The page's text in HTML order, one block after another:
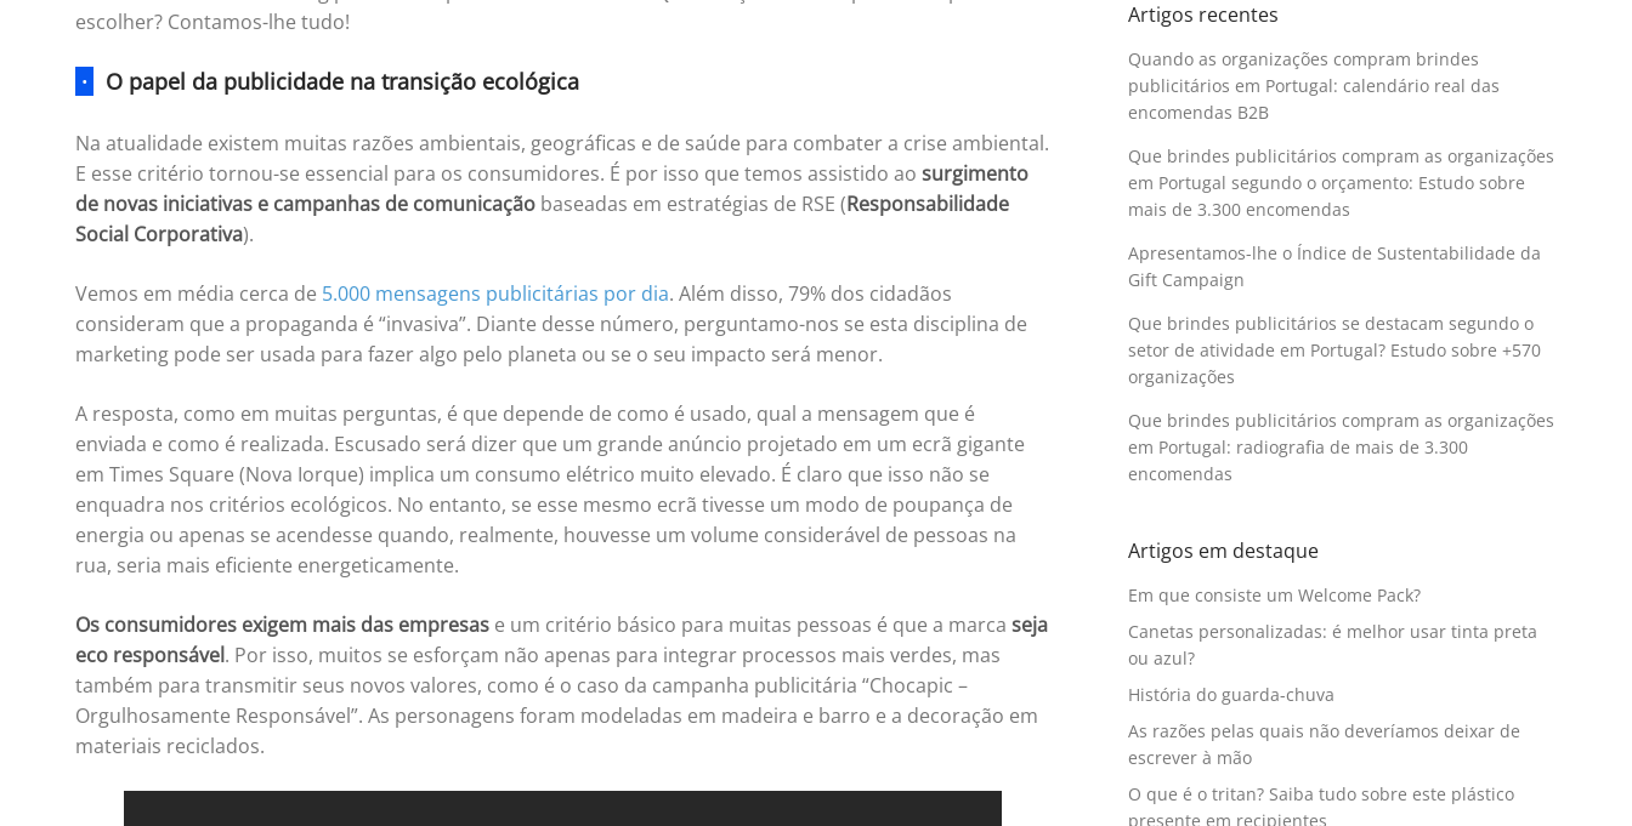
escolher? Contamos-lhe tudo!
· O papel da publicidade na transição ecológica
Na atualidade existem muitas razões ambientais, geográficas e de saúde para combater a crise ambiental.
E esse critério tornou-se essencial para os consumidores. É por isso que temos assistido ao surgimento
de novas iniciativas e campanhas de comunicação baseadas em estratégias de RSE (Responsabilidade
Social Corporativa).
Vemos em média cerca de 5.000 mensagens publicitárias por dia. Além disso, 79% dos cidadãos
consideram que a propaganda é “invasiva”. Diante desse número, perguntamo-nos se esta disciplina de
marketing pode ser usada para fazer algo pelo planeta ou se o seu impacto será menor.
A resposta, como em muitas perguntas, é que depende de como é usado, qual a mensagem que é
enviada e como é realizada. Escusado será dizer que um grande anúncio projetado em um ecrã gigante
em Times Square (Nova Iorque) implica um consumo elétrico muito elevado. É claro que isso não se
enquadra nos critérios ecológicos. No entanto, se esse mesmo ecrã tivesse um modo de poupança de
energia ou apenas se acendesse quando, realmente, houvesse um volume considerável de pessoas na
rua, seria mais eficiente energeticamente.
Os consumidores exigem mais das empresas e um critério básico para muitas pessoas é que a marca seja
eco responsável. Por isso, muitos se esforçam não apenas para integrar processos mais verdes, mas
também para transmitir seus novos valores, como é o caso da campanha publicitária “Chocapic –
Orgulhosamente Responsável”. As personagens foram modeladas em madeira e barro e a decoração em
materiais reciclados.
Artigos recentes
Quando as organizações compram brindes
publicitários em Portugal: calendário real das
encomendas B2B
Que brindes publicitários compram as organizações
em Portugal segundo o orçamento: Estudo sobre
mais de 3.300 encomendas
Apresentamos-lhe o Índice de Sustentabilidade da
Gift Campaign
Que brindes publicitários se destacam segundo o
setor de atividade em Portugal? Estudo sobre +570
organizações
Que brindes publicitários compram as organizações
em Portugal: radiografia de mais de 3.300
encomendas
Artigos em destaque
Em que consiste um Welcome Pack?
Canetas personalizadas: é melhor usar tinta preta
ou azul?
História do guarda-chuva
As razões pelas quais não deveríamos deixar de
escrever à mão
O que é o tritan? Saiba tudo sobre este plástico
presente em recipientes